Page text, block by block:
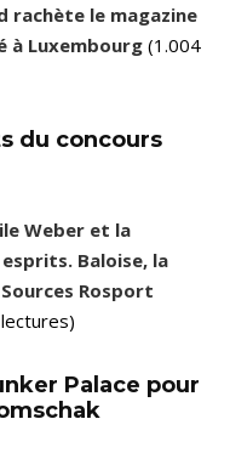
rachète le magazine
à Luxembourg (1.004
du concours
Weber et la
Baloise, la
Rosport
Palace pour